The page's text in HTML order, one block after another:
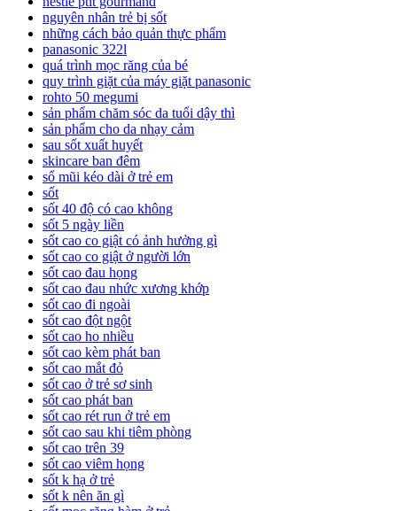
nguyên nhân trẻ bị sốt
những cách bảo quản thực phẩm
panasonic 322l
quá trình mọc răng của bé
quy trình giặt của máy giặt panasonic
rohto 50 megumi
sản phẩm chăm sóc da tuổi dậy thì
sản phẩm cho da nhạy cảm
sau sốt xuất huyết
skincare ban đêm
sổ mũi kéo dài ở trẻ em
sốt
sốt 40 độ có cao không
sốt 5 ngày liền
sốt cao co giật có ảnh hưởng gì
sốt cao co giật ở người lớn
sốt cao đau họng
sốt cao đau nhức xương khớp
sốt cao đi ngoài
sốt cao đột ngột
sốt cao ho nhiều
sốt cao kèm phát ban
sốt cao mắt đỏ
sốt cao ở trẻ sơ sinh
sốt cao phát ban
sốt cao rét run ở trẻ em
sốt cao sau khi tiêm phòng
sốt cao trên 39
sốt cao viêm họng
sốt k hạ ở trẻ
sốt k nên ăn gì